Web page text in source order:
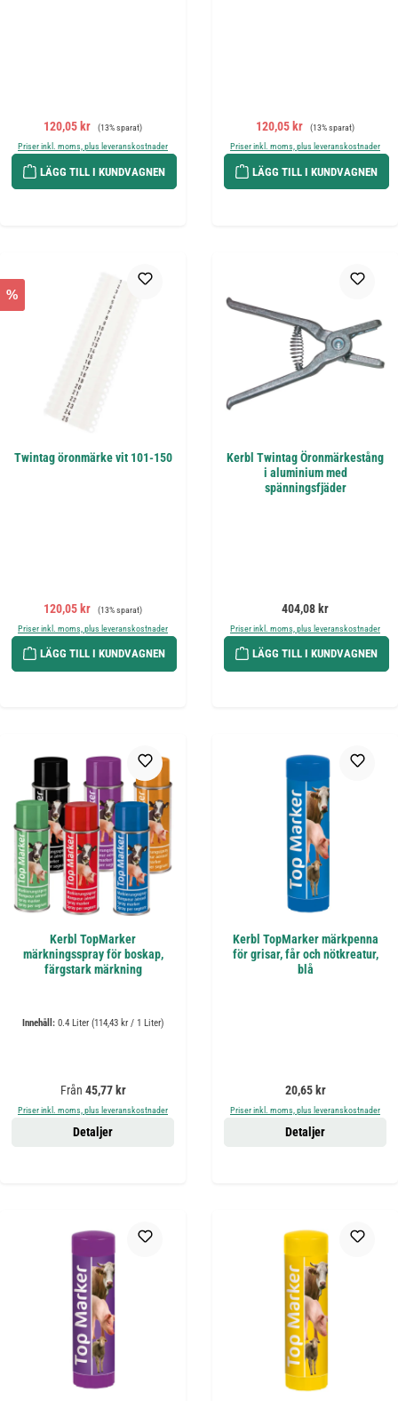
Försäljningspris:
120,05 kr Ordinarie pris:
(13% sparat)
Priser inkl. moms, plus leveranskostnader
LÄGG TILL I KUNDVAGNEN
Försäljningspris:
120,05 kr Ordinarie pris:
(13% sparat)
Priser inkl. moms, plus leveranskostnader
LÄGG TILL I KUNDVAGNEN
%
Twintag öronmärke vit 101-150
Försäljningspris:
120,05 kr Ordinarie pris:
(13% sparat)
Priser inkl. moms, plus leveranskostnader
LÄGG TILL I KUNDVAGNEN
Kerbl Twintag Öronmärkestång
i aluminium med
spänningsfjäder
Ordinarie pris:
404,08 kr
Priser inkl. moms, plus leveranskostnader
LÄGG TILL I KUNDVAGNEN
Kerbl TopMarker
märkningsspray för boskap,
färgstark märkning
Innehåll: 0.4 Liter (114,43 kr / 1 Liter)
Ordinarie pris:
Från 45,77 kr
Priser inkl. moms, plus leveranskostnader
Detaljer
Kerbl TopMarker märkpenna
för grisar, får och nötkreatur,
blå
Ordinarie pris:
20,65 kr
Priser inkl. moms, plus leveranskostnader
Detaljer